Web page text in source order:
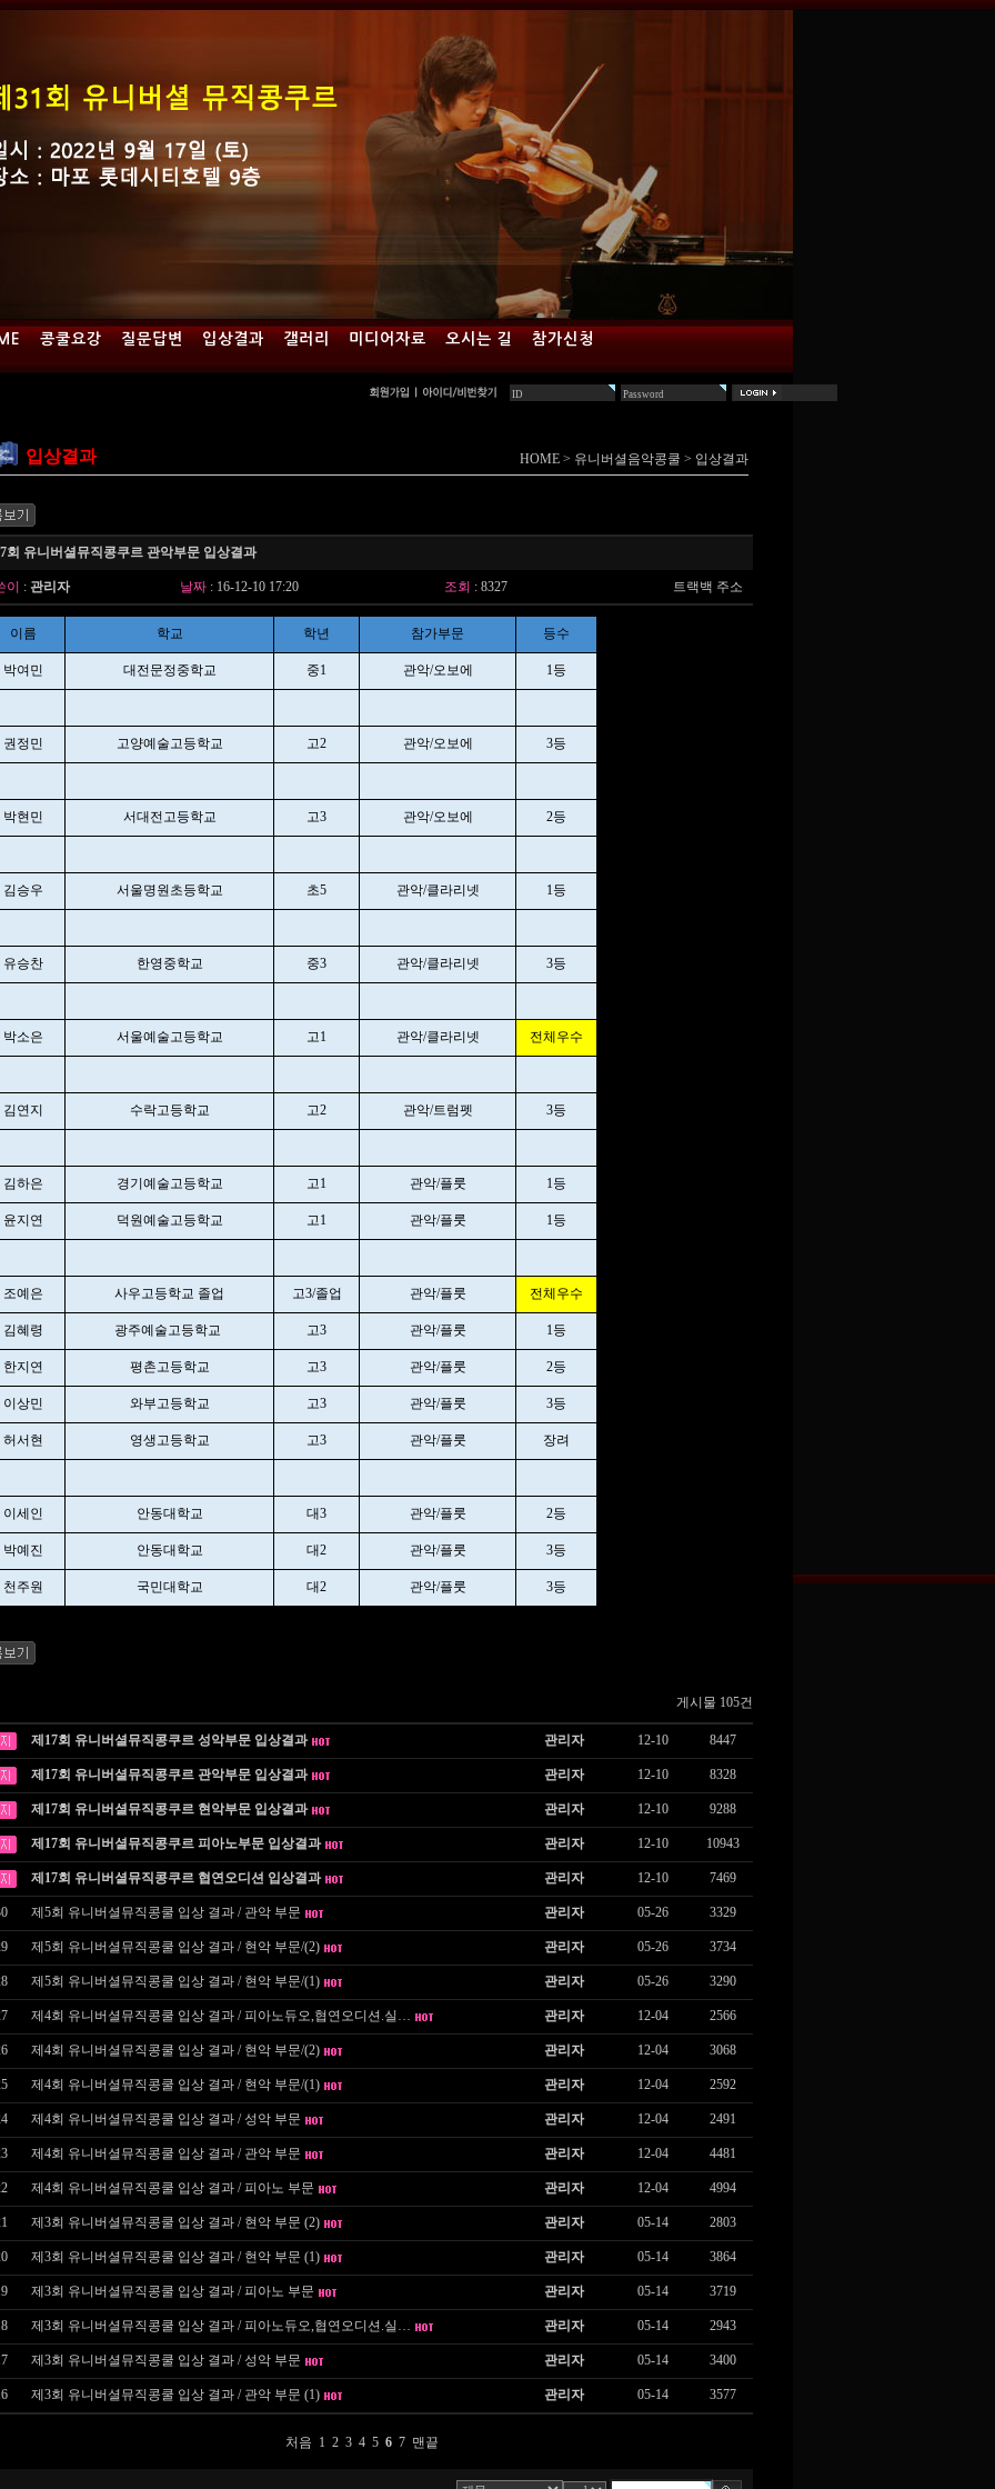
콩쿨요강 질문답변 입상결과 갤러리 미디어자료 오시는 길 참가신청
입상결과 HOME > 유니버셜음악콩쿨 > 입상결과
회 유니버셜뮤직콩쿠르 관악부문 입상결과
이 : 관리자 날짜 : 16-12-10 17:20 조회 : 8327 트랙백 주소
이름 학교 학년 참가부문 등수
박여민 대전문정중학교 중1 관악/오보에 1등
권정민 고양예술고등학교 고2 관악/오보에 3등
박현민 서대전고등학교 고3 관악/오보에 2등
김승우 서울명원초등학교 초5 관악/클라리넷 1등
유승찬 한영중학교 중3 관악/클라리넷 3등
박소은 서울예술고등학교 고1 관악/클라리넷 전체우수
김연지 수락고등학교 고2 관악/트럼펫 3등
김하은 경기예술고등학교 고1 관악/플룻 1등
윤지연 덕원예술고등학교 고1 관악/플룻 1등
조예은 사우고등학교 졸업 고3/졸업 관악/플룻 전체우수
김혜령 광주예술고등학교 고3 관악/플룻 1등
한지연 평촌고등학교 고3 관악/플룻 2등
이상민 와부고등학교 고3 관악/플룻 3등
허서현 영생고등학교 고3 관악/플룻 장려
이세인 안동대학교 대3 관악/플룻 2등
박예진 안동대학교 대2 관악/플룻 3등
천주원 국민대학교 대2 관악/플룻 3등
게시물 105건
제17회 유니버셜뮤직콩쿠르 성악부문 입상결과 관리자 12-10 8447
제17회 유니버셜뮤직콩쿠르 관악부문 입상결과 관리자 12-10 8328
제17회 유니버셜뮤직콩쿠르 현악부문 입상결과 관리자 12-10 9288
제17회 유니버셜뮤직콩쿠르 피아노부문 입상결과 관리자 12-10 10943
제17회 유니버셜뮤직콩쿠르 협연오디션 입상결과 관리자 12-10 7469
제5회 유니버셜뮤직콩쿨 입상 결과 / 관악 부문 관리자 05-26 3329
제5회 유니버셜뮤직콩쿨 입상 결과 / 현악 부문/(2) 관리자 05-26 3734
제5회 유니버셜뮤직콩쿨 입상 결과 / 현악 부문/(1) 관리자 05-26 3290
제4회 유니버셜뮤직콩쿨 입상 결과 / 피아노듀오,협연오디션.실… 관리자 12-04 2566
제4회 유니버셜뮤직콩쿨 입상 결과 / 현악 부문/(2) 관리자 12-04 3068
제4회 유니버셜뮤직콩쿨 입상 결과 / 현악 부문/(1) 관리자 12-04 2592
제4회 유니버셜뮤직콩쿨 입상 결과 / 성악 부문 관리자 12-04 2491
제4회 유니버셜뮤직콩쿨 입상 결과 / 관악 부문 관리자 12-04 4481
제4회 유니버셜뮤직콩쿨 입상 결과 / 피아노 부문 관리자 12-04 4994
제3회 유니버셜뮤직콩쿨 입상 결과 / 현악 부문 (2) 관리자 05-14 2803
제3회 유니버셜뮤직콩쿨 입상 결과 / 현악 부문 (1) 관리자 05-14 3864
제3회 유니버셜뮤직콩쿨 입상 결과 / 피아노 부문 관리자 05-14 3719
제3회 유니버셜뮤직콩쿨 입상 결과 / 피아노듀오,협연오디션.실… 관리자 05-14 2943
제3회 유니버셜뮤직콩쿨 입상 결과 / 성악 부문 관리자 05-14 3400
제3회 유니버셜뮤직콩쿨 입상 결과 / 관악 부문 (1) 관리자 05-14 3577
처음 1 2 3 4 5 6 7 맨끝